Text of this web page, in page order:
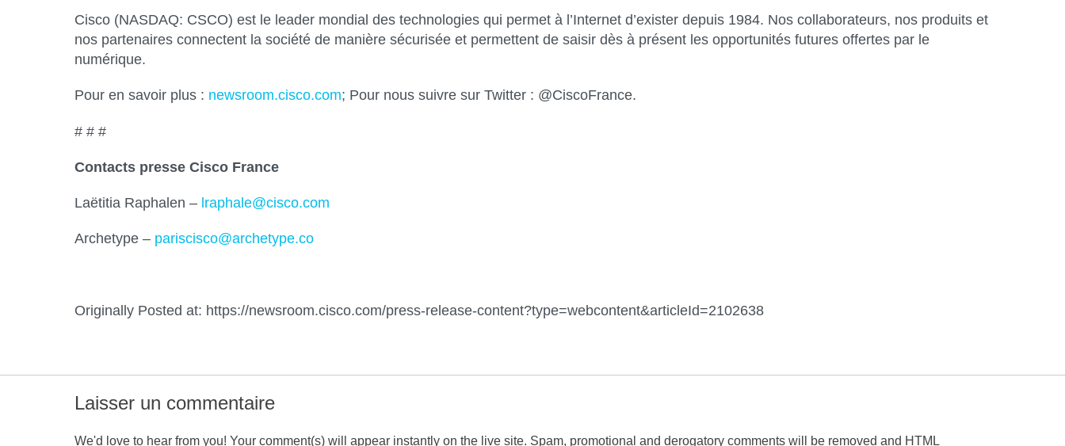
Cisco (NASDAQ: CSCO) est le leader mondial des technologies qui permet à l’Internet d’exister depuis 1984. Nos collaborateurs, nos produits et
nos partenaires connectent la société de manière sécurisée et permettent de saisir dès à présent les opportunités futures offertes par le
numérique.
Pour en savoir plus : newsroom.cisco.com; Pour nous suivre sur Twitter : @CiscoFrance.
# # #
Contacts presse Cisco France
Laëtitia Raphalen – lraphale@cisco.com
Archetype – pariscisco@archetype.co
Originally Posted at: https://newsroom.cisco.com/press-release-content?type=webcontent&articleId=2102638
Laisser un commentaire
We'd love to hear from you! Your comment(s) will appear instantly on the live site. Spam, promotional and derogatory comments will be removed and HTML